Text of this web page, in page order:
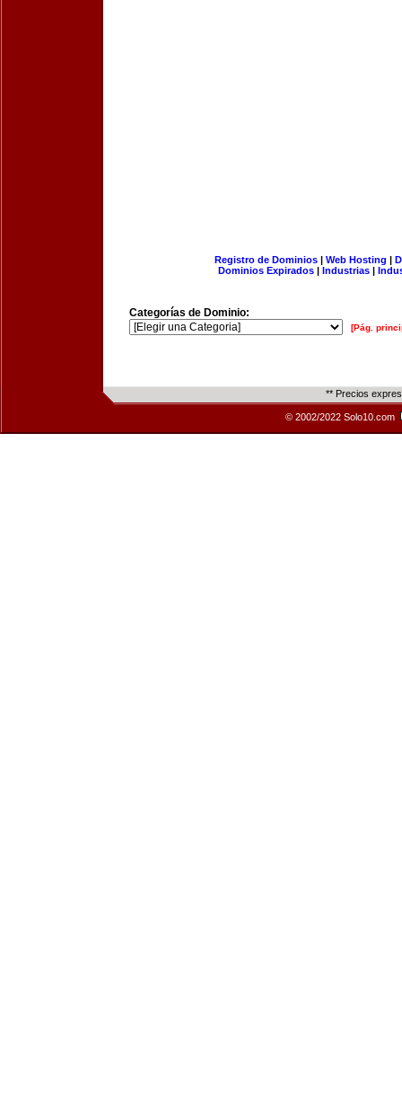
Registro de Dominios| Web Hosting |
Dominios Expirados | Industrias |
Categorías de Dominio:
[Pág.
** Precios
© 2002/2022 Solo10.com